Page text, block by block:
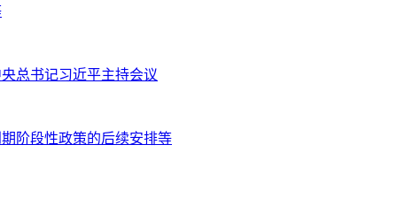
总书记习近平主持会议
阶段性政策的后续安排等